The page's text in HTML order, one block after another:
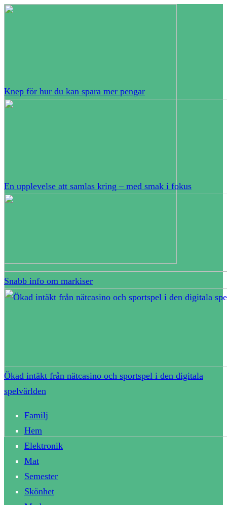
Knep för hur du kan spara mer pengar
En upplevelse att samlas kring – med smak i fokus
Snabb info om markiser
Ökad intäkt från nätcasino och sportspel i den digitala
spelvärlden
Familj
Hem
Elektronik
Mat
Semester
Skönhet